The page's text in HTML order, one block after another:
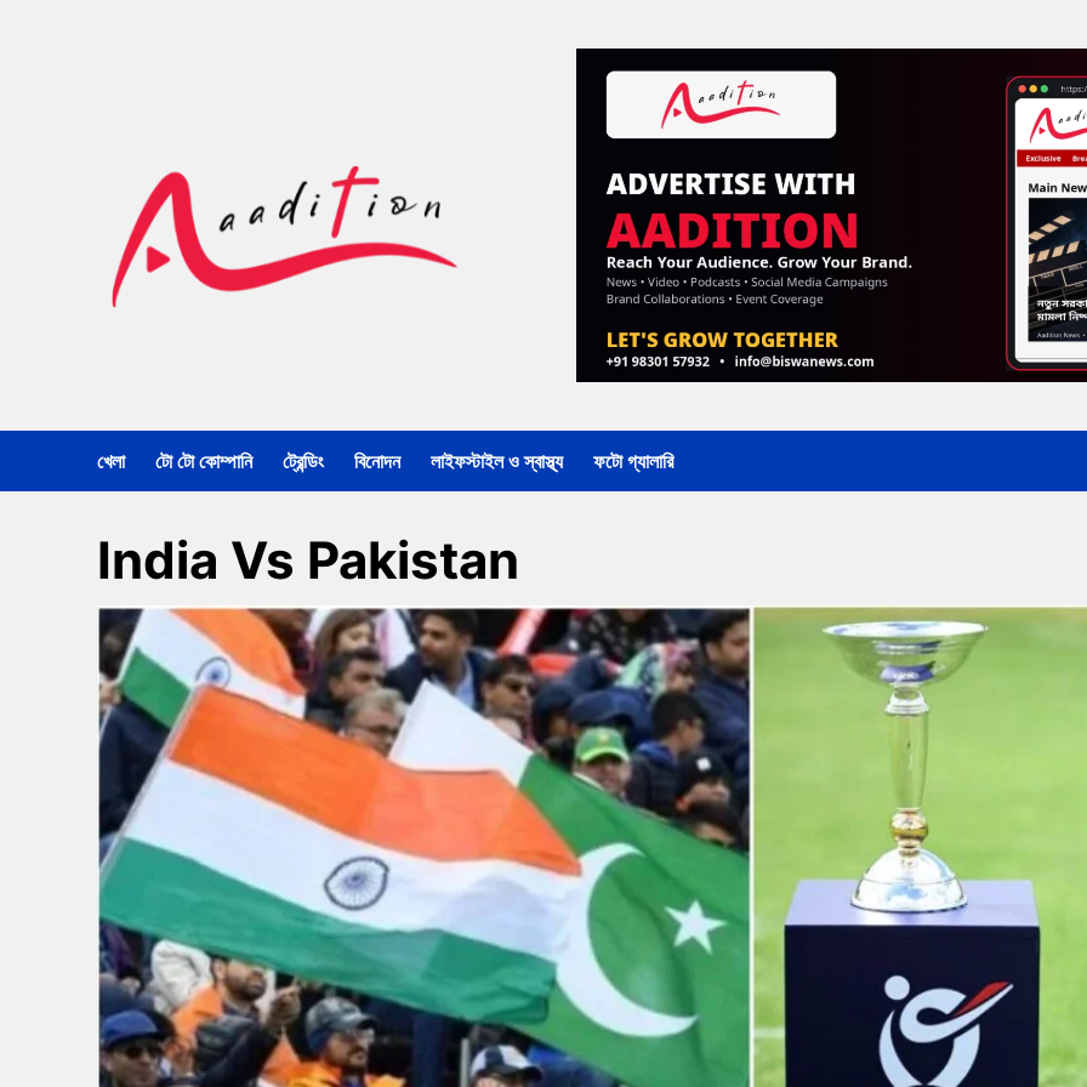
খেলা টো টো কোম্পানি ট্রেন্ডিং বিনোদন লাইফস্টাইল ও স্বাস্থ্য ফটো গ্যালারি
India Vs Pakistan